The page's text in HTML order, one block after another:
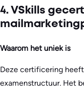
4. VSkills
Waarom het uniek is
Deze certificering
examenstructuur. Het